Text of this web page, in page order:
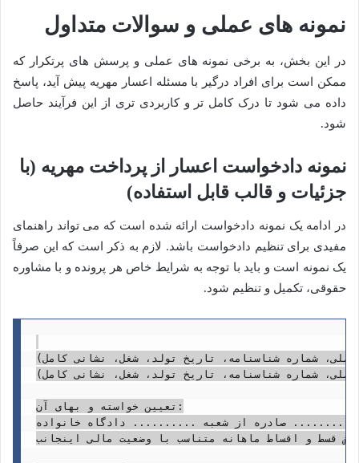
نمونه های عملی و سوالات متداول
در این بخش، به برخی نمونه های عملی و پرسش های پرتکرار که
ممکن است برای افراد درگیر با مسئله اعسار مهریه پیش آید، پاسخ
داده می شود تا درک کامل تر و کاربردی تری از این فرآیند حاصل
شود.
نمونه دادخواست اعسار از پرداخت مهریه (با
جزئیات و قالب قابل استفاده)
در ادامه یک نمونه دادخواست ارائه شده است که می تواند راهنمای
مفیدی برای تنظیم دادخواست باشد. لازم به ذکر است که این صرفاً
یک نمونه است و باید با توجه به شرایط خاص هر پرونده و با مشاوره
حقوقی، تکمیل و تنظیم شود.
شماره شناسنامه، تاریخ تولد، شغل، نشانی کامل)
شماره شناسنامه، تاریخ تولد، شغل، نشانی کامل)
تعیین خواسته و بهای آن:
صادره از شعبه .......... دادگاه خانواده .......... .
قسط و اقساط ماهانه متناسب با وضعیت مالی اینجانب.